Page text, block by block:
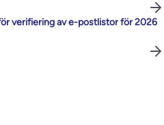
verifiering av e-postlistor för 2026